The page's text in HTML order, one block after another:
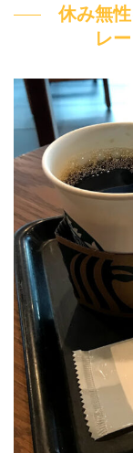
休み無
レ